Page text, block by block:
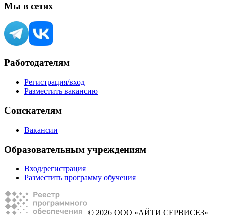
Мы в сетях
Работодателям
Регистрация/вход
Разместить вакансию
Соискателям
Вакансии
Образовательным учреждениям
Вход/регистрация
Разместить программу обучения
© 2026 ООО «АЙТИ СЕРВИСЕЗ»